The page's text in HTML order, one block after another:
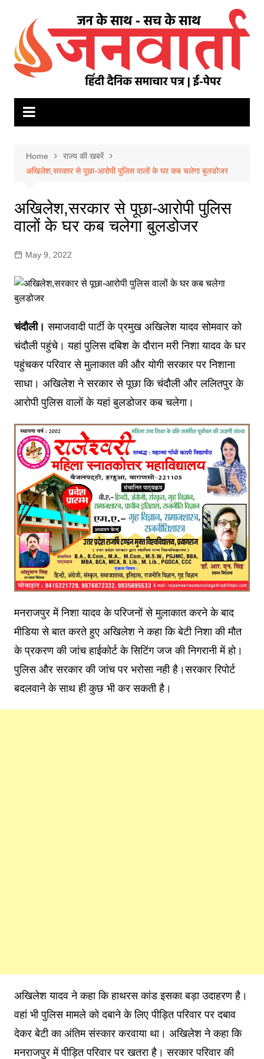
content
Home
राज्य की खबरें
अखिलेश,सरकार से पूछा-आरोपी पुलिस वालों के घर कब चलेगा बुलडोजर
अखिलेश,सरकार से पूछा-आरोपी पुलिस
वालों के घर कब चलेगा बुलडोजर
May 9, 2022
चंदौली। समाजवादी पार्टी के प्रमुख अखिलेश यादव सोमवार को
चंदौली पहुंचे। यहां पुलिस दबिश के दौरान मरी निशा यादव के घर
पहुंचकर परिवार से मुलाकात की और योगी सरकार पर निशाना
साधा। अखिलेश ने सरकार से पूछा कि चंदौली और ललितपुर के
आरोपी पुलिस वालों के यहां बुलडोजर कब चलेगा।
मनराजपुर में निशा यादव के परिजनों से मुलाकात करने के बाद
मीडिया से बात करते हुए अखिलेश ने कहा कि बेटी निशा की मौत
के प्रकरण की जांच हाईकोर्ट के सिटिंग जज की निगरानी में हो।
पुलिस और सरकार की जांच पर भरोसा नही है।सरकार रिपोर्ट
बदलवाने के साथ ही कुछ भी कर सकती है।
अखिलेश यादव ने कहा कि हाथरस कांड इसका बड़ा उदाहरण है।
वहां भी पुलिस मामले को दबाने के लिए पीड़ित परिवार पर दबाव
देकर बेटी का अंतिम संस्कार करवाया था। अखिलेश ने कहा कि
मनराजपुर में पीड़ित परिवार पर खतरा है। सरकार परिवार की